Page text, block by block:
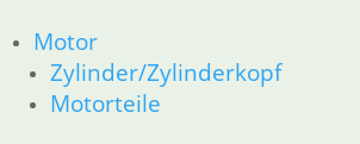
Motor
Zylinder/Zylinderkopf
Motorteile